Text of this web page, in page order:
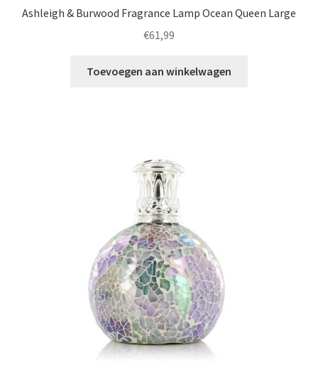
Ashleigh & Burwood Fragrance Lamp Ocean Queen Large
€61,99
Toevoegen aan winkelwagen